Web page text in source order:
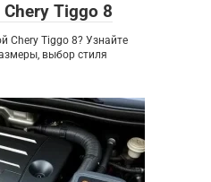
Tiggo 8
Chery Tiggo 8? Узнайте
выбор стиля